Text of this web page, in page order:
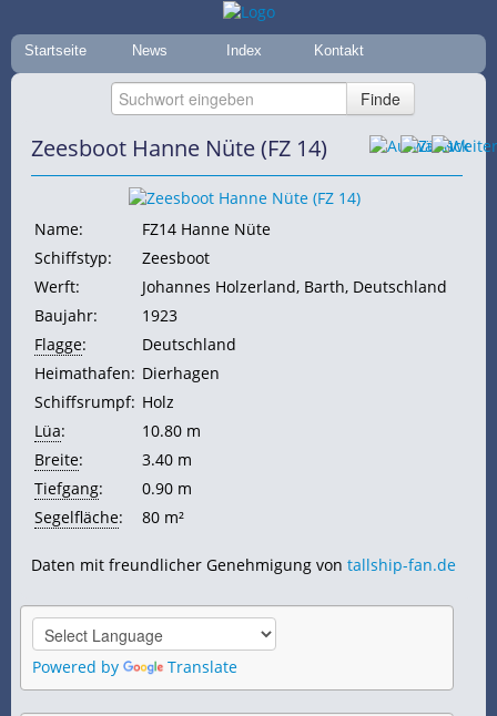
Startseite News Index Kontakt
Zeesboot Hanne Nüte (FZ 14)
Name:
FZ14 Hanne Nüte
Schiffstyp:
Zeesboot
Werft:
Johannes Holzerland, Barth, Deutschland
Baujahr:
1923
Flagge:
Deutschland
Heimathafen: Dierhagen
Schiffsrumpf: Holz
Lüa:
10.80 m
Breite:
3.40 m
Tiefgang:
0.90 m
Segelfläche: 80 m²
Daten mit freundlicher Genehmigung von tallship-fan.de
Powered by Translate